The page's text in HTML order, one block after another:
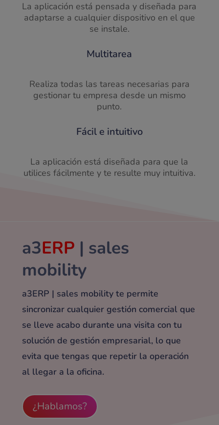
La aplicación está pensada y diseñada para
adaptarse a cualquier dispositivo en el que
se instale.
Multitarea
Realiza todas las tareas necesarias para
gestionar tu empresa desde un mismo
punto.
Fácil e intuitivo
La aplicación está diseñada para que la
utilices fácilmente y te resulte muy intuitiva.
a3ERP | sales
mobility
a3ERP | sales mobility te permite
sincronizar cualquier gestión comercial que
se lleve acabo durante una visita con tu
solución de gestión empresarial, lo que
evita que tengas que repetir la operación
al llegar a la oficina.
¿Hablamos?